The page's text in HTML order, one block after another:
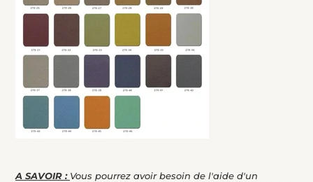
A SAVOIR : Vous pourrez avoir besoin de l'aide d'un